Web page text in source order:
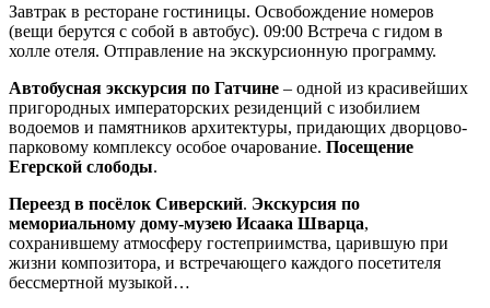
Завтрак в ресторане гостиницы. Освобождение номеров
(вещи берутся с собой в автобус). 09:00 Встреча с гидом в
холле отеля. Отправление на экскурсионную программу.
Автобусная экскурсия по Гатчине – одной из красивейших
пригородных императорских резиденций с изобилием
водоемов и памятников архитектуры, придающих дворцово-
парковому комплексу особое очарование. Посещение
Егерской слободы.
Переезд в посёлок Сиверский. Экскурсия по
мемориальному дому-музею Исаака Шварца,
сохранившему атмосферу гостеприимства, царившую при
жизни композитора, и встречающего каждого посетителя
бессмертной музыкой…